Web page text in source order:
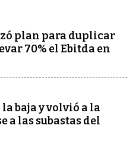
plan para duplicar
70% el Ebitda en
baja y volvió a la
a las subastas del